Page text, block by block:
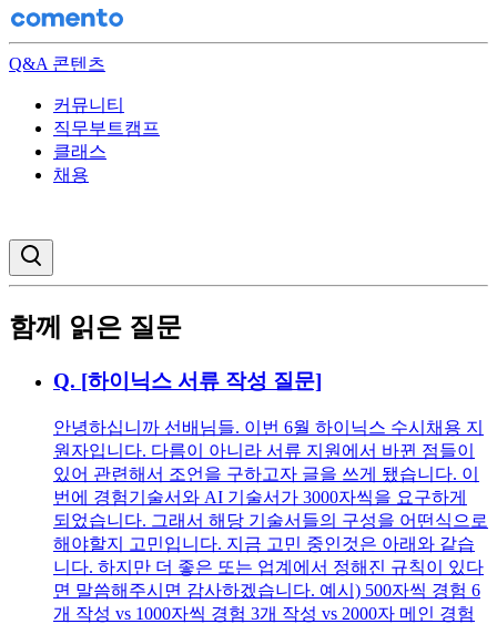
Q&A 콘텐츠
커뮤니티
직무부트캠프
클래스
채용
함께 읽은 질문
Q. [하이닉스 서류 작성 질문]
안녕하십니까 선배님들. 이번 6월 하이닉스 수시채용 지
원자입니다. 다름이 아니라 서류 지원에서 바뀐 점들이
있어 관련해서 조언을 구하고자 글을 쓰게 됐습니다. 이
번에 경험기술서와 AI 기술서가 3000자씩을 요구하게
되었습니다. 그래서 해당 기술서들의 구성을 어떤식으로
해야할지 고민입니다. 지금 고민 중인것은 아래와 같습
니다. 하지만 더 좋은 또는 업계에서 정해진 규칙이 있다
면 말씀해주시면 감사하겠습니다. 예시) 500자씩 경험 6
개 작성 vs 1000자씩 경험 3개 작성 vs 2000자 메인 경험